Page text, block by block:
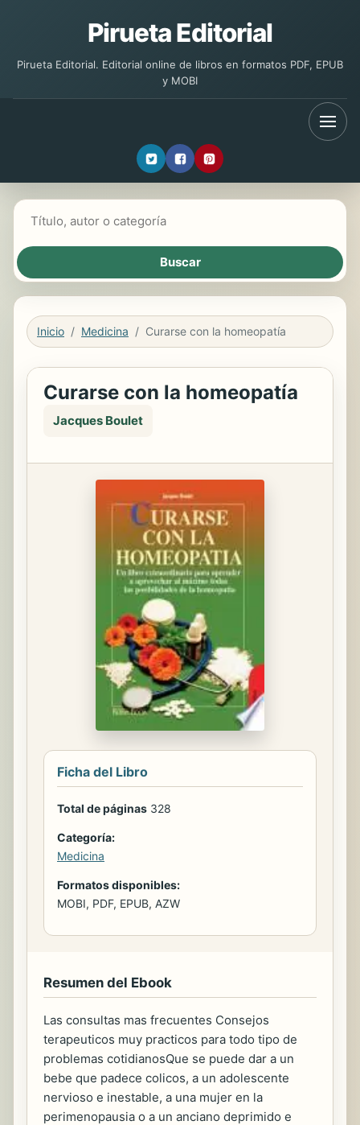
Pirueta Editorial
Pirueta Editorial. Editorial online de libros en formatos PDF, EPUB
y MOBI
Inicio Medicina Curarse con la homeopatía
Curarse con la homeopatía
Jacques Boulet
Ficha del Libro
Total de páginas 328
Categoría:
Medicina
Formatos disponibles:
MOBI, PDF, EPUB, AZW
Resumen del Ebook
Las consultas mas frecuentes Consejos
terapeuticos muy practicos para todo tipo de
problemas cotidianosQue se puede dar a un
bebe que padece colicos, a un adolescente
nervioso e inestable, a una mujer en la
perimenopausia o a un anciano deprimido e